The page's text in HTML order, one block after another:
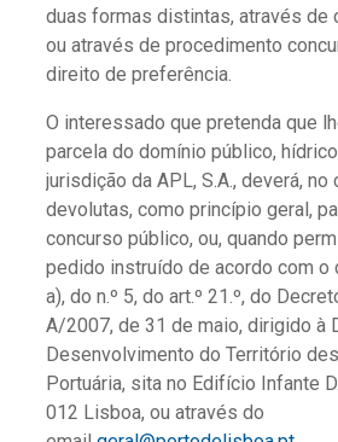
duas formas distintas, através de
ou através de procedimento
direito de preferência.
O interessado que pretenda que
parcela do domínio público,
jurisdição da APL, S.A., deverá,
devolutas, como princípio geral,
concurso público, ou, quando
pedido instruído de acordo com o
a), do n.º 5, do art.º 21.º, do
A/2007, de 31 de maio, dirigido à
Desenvolvimento do Território
Portuária, sita no Edifício Infante
012 Lisboa, ou através do